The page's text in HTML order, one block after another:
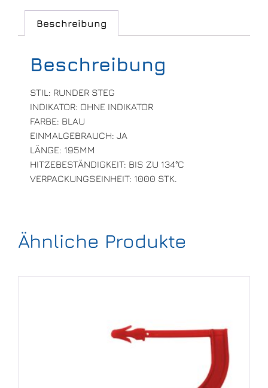
Beschreibung
Beschreibung
STIL: RUNDER STEG
INDIKATOR: OHNE INDIKATOR
FARBE: BLAU
EINMALGEBRAUCH: JA
LÄNGE: 195MM
HITZEBESTÄNDIGKEIT: BIS ZU 134°C
VERPACKUNGSEINHEIT: 1000 STK.
Ähnliche Produkte